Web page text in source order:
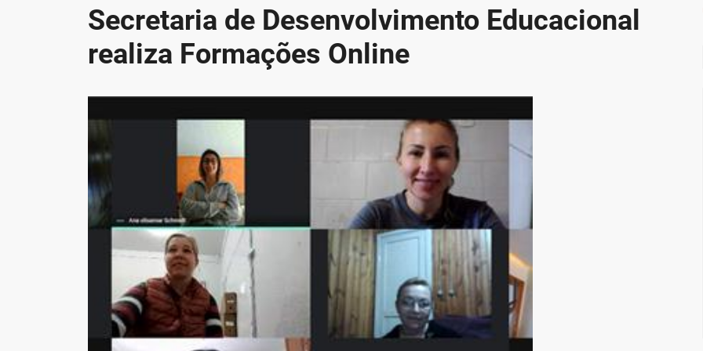
Secretaria de Desenvolvimento Educacional
realiza Formações Online